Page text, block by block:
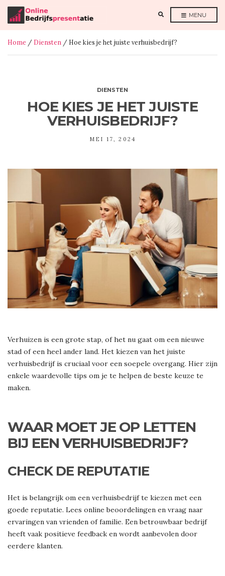
A
N
D
E
MENU
Home / Diensten / Hoe kies je het juiste verhuisbedrijf?
DIENSTEN
HOE KIES JE HET JUISTE
VERHUISBEDRIJF?
MEI 17, 2024
Verhuizen is een grote stap, of het nu gaat om een nieuwe
stad of een heel ander land. Het kiezen van het juiste
verhuisbedrijf is cruciaal voor een soepele overgang. Hier zijn
enkele waardevolle tips om je te helpen de beste keuze te
maken.
WAAR MOET JE OP LETTEN
BIJ EEN VERHUISBEDRIJF?
CHECK DE REPUTATIE
Het is belangrijk om een verhuisbedrijf te kiezen met een
goede reputatie. Lees online beoordelingen en vraag naar
ervaringen van vrienden of familie. Een betrouwbaar bedrijf
heeft vaak positieve feedback en wordt aanbevolen door
eerdere klanten.